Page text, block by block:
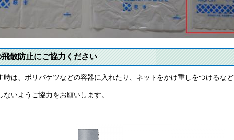
飛散防止にご協力ください
時は、ポリバケツなどの容器に入れたり、ネットをかけ重しをつけるなど
ないようご協力をお願いします。